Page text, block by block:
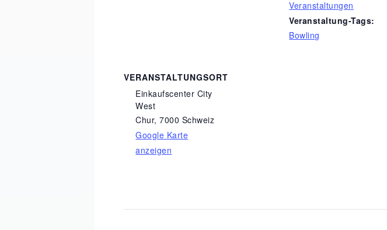
Veranstaltungen
Veranstaltung-Tags:
Bowling
VERANSTALTUNGSORT
Einkaufscenter City
West
Chur, 7000 Schweiz
Google Karte
anzeigen